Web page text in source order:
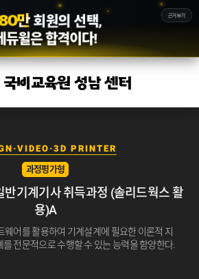
7만 회원의 선택,
듀윌은 합격이다!
근거보기
비교육원 성남 센터
PRINTER
과정평가형
반기계기사 취득과정 (솔리드웍스 활
용)A
웨어를 활용하여 기계설계에 필요한 이론적 지
전문적으로 수행할 수 있는 능력을 함양한다.